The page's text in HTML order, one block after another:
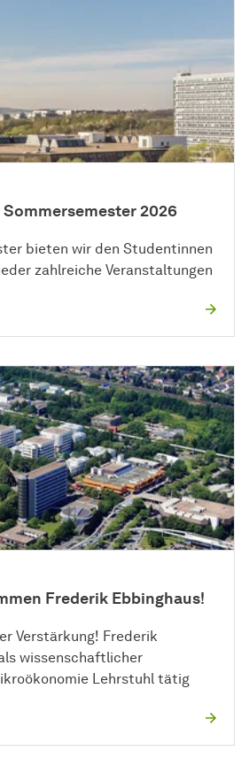
2026
bieten wir den Studentinnen
zahlreiche Veranstaltungen
Frederik Ebbinghaus!
Verstärkung! Frederik
wissenschaftlicher
Lehrstuhl tätig